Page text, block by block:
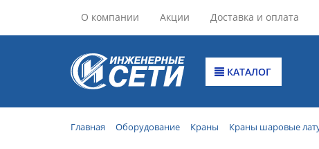
О компании Акции Доставка и оплата
КАТАЛОГ
Главная Оборудование Краны Краны шаровые